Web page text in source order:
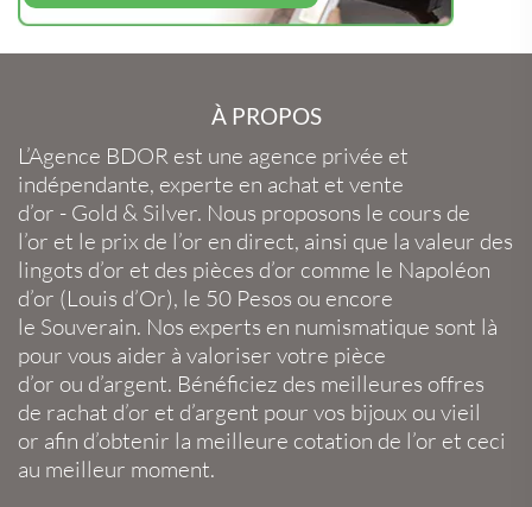
À PROPOS
L’Agence BDOR est une agence privée et
indépendante, experte en achat et vente
d’or - Gold & Silver. Nous proposons le cours de
l’or et le prix de l’or en direct, ainsi que la valeur des
lingots d’or et des pièces d’or comme le Napoléon
d’or (Louis d’Or), le 50 Pesos ou encore
le Souverain. Nos experts en numismatique sont là
pour vous aider à valoriser votre pièce
d’or ou d’argent. Bénéficiez des meilleures offres
de rachat d’or et d’argent pour vos bijoux ou vieil
or afin d’obtenir la meilleure cotation de l’or et ceci
au meilleur moment.